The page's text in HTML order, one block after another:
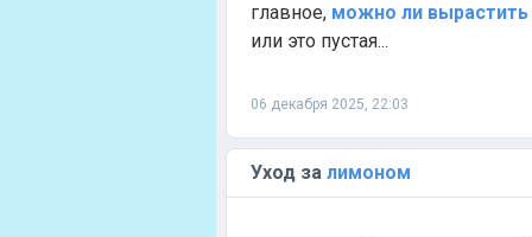
главное, можно ли вырастить
или это пустая...
06 декабря 2025, 22:03
Уход за лимоном